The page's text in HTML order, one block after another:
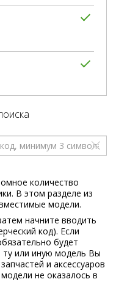
количество
В этом разделе из
модели.
начните вводить
код). Если
будет
ту или иную модель Вы
и аксессуаров
не оказалось в